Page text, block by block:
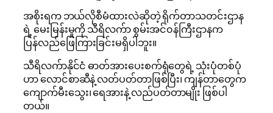
အစိုးရက ဘယ်လိုစီမံထားလဲဆိုတဲ့ ရိုက်တာသတင်းဌာန
ရဲ့ မေးမြန်းမှုကို သီရိလက်ာ စွမ်းအင်၀န်ကြီးဌာနက
ပြန်လည်ဖြေကြားခြင်းမရှိပါဘူး။
သီရိလက်ာနိုင်ငံ ဓာတ်အားပေးစက်ရုံတွေရဲ့ သုံးပုံတစ်ပုံ
ဟာ လောင်စာဆီနဲ့ လတ်ပတ်တာဖြစ်ပြီး၊ ကျန်တာတွေက
ကျောက်မီးသွေး၊ ရေအားနဲ့ လည်ပတ်တာမျိုး ဖြစ်ပါ
တယ်။